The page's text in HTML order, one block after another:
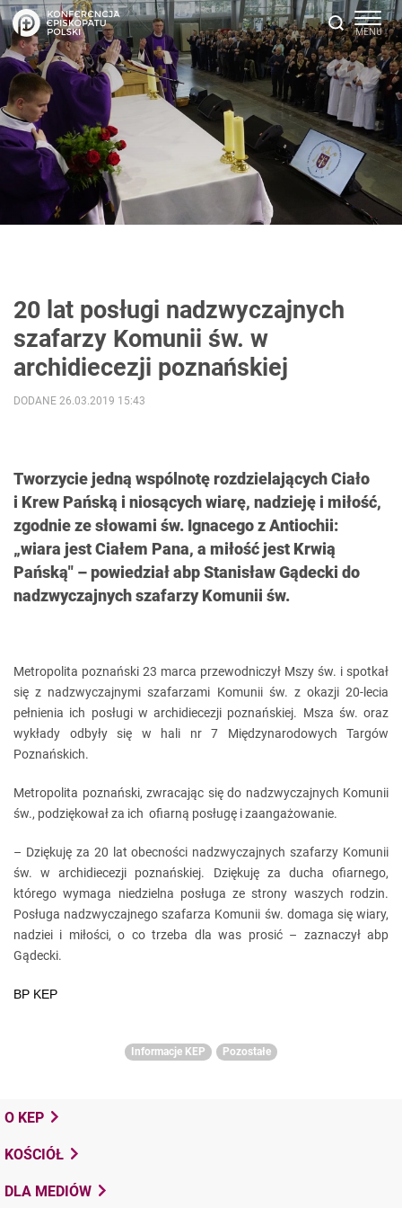
20 lat posługi nadzwyczajnych
szafarzy Komunii św. w
archidiecezji poznańskiej
Tworzycie jedną wspólnotę rozdzielających Ciało
i Krew Pańską i niosących wiarę, nadzieję i miłość,
zgodnie ze słowami św. Ignacego z Antiochii:
„wiara jest Ciałem Pana, a miłość jest Krwią
Pańską" – powiedział abp Stanisław Gądecki do
nadzwyczajnych szafarzy Komunii św.
DODANE 26.03.2019 15:43
Metropolita poznański 23 marca przewodniczył Mszy św. i spotkał
się z nadzwyczajnymi szafarzami Komunii św. z okazji 20-lecia
pełnienia ich posługi w archidiecezji poznańskiej. Msza św. oraz
wykłady odbyły się w hali nr 7 Międzynarodowych Targów
Poznańskich.
Metropolita poznański, zwracając się do nadzwyczajnych Komunii
św., podziękował za ich ofiarną posługę i zaangażowanie.
– Dziękuję za 20 lat obecności nadzwyczajnych szafarzy Komunii
św. w archidiecezji poznańskiej. Dziękuję za ducha ofiarnego,
którego wymaga niedzielna posługa ze strony waszych rodzin.
Posługa nadzwyczajnego szafarza Komunii św. domaga się wiary,
nadziei i miłości, o co trzeba dla was prosić – zaznaczył abp
Gądecki.
BP KEP
Informacje KEP Pozostałe
O KEP
KOŚCIÓŁ
DLA MEDIÓW